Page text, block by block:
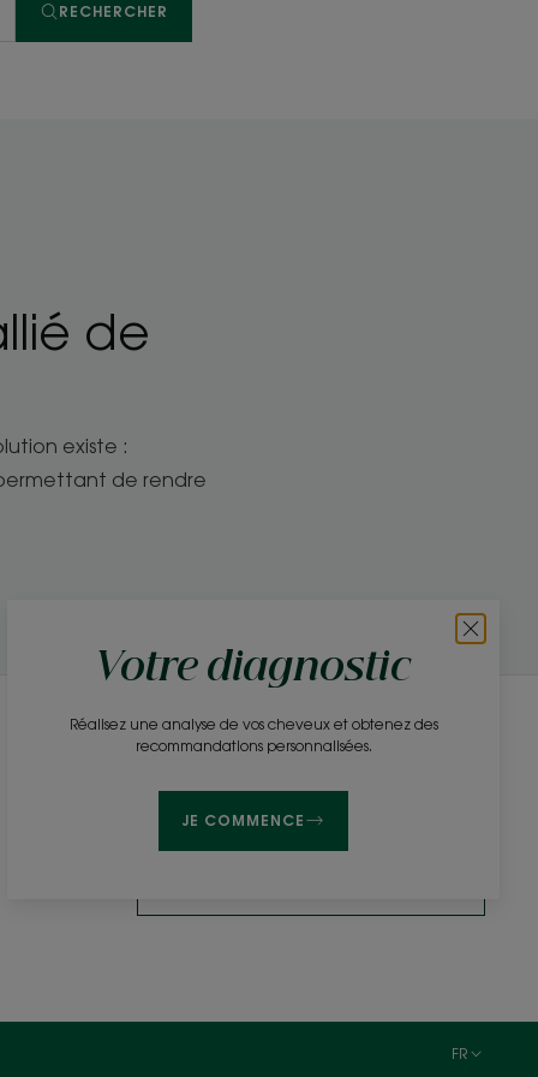
RECHERCHER
de
existe :
de rendre
Votre diagnostic
Réalisez une analyse de vos cheveux et obtenez des
recommandations personnalisées.
JE COMMENCE
Newsletter
FR